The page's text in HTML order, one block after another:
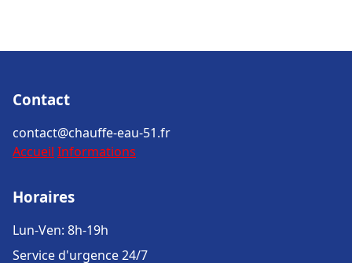
Contact
contact@chauffe-eau-51.fr
Accueil Informations
Horaires
Lun-Ven: 8h-19h
Service d'urgence 24/7